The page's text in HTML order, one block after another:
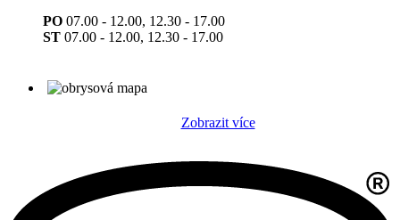
PO 07.00 - 12.00, 12.30 - 17.00
ST 07.00 - 12.00, 12.30 - 17.00
Zobrazit více